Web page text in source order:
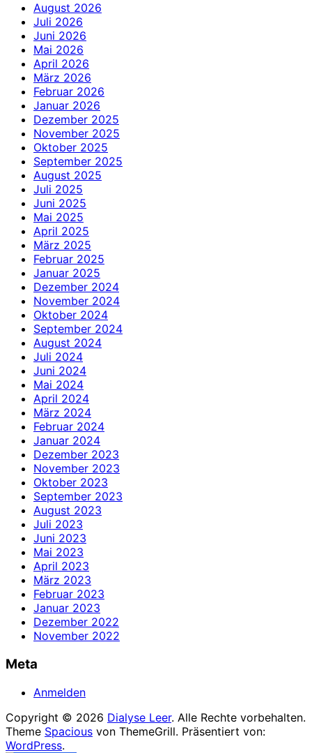
August 2026
Juli 2026
Juni 2026
Mai 2026
April 2026
März 2026
Februar 2026
Januar 2026
Dezember 2025
November 2025
Oktober 2025
September 2025
August 2025
Juli 2025
Juni 2025
Mai 2025
April 2025
März 2025
Februar 2025
Januar 2025
Dezember 2024
November 2024
Oktober 2024
September 2024
August 2024
Juli 2024
Juni 2024
Mai 2024
April 2024
März 2024
Februar 2024
Januar 2024
Dezember 2023
November 2023
Oktober 2023
September 2023
August 2023
Juli 2023
Juni 2023
Mai 2023
April 2023
März 2023
Februar 2023
Januar 2023
Dezember 2022
November 2022
Meta
Anmelden
Copyright © 2026 Dialyse Leer. Alle Rechte vorbehalten.
Theme Spacious von ThemeGrill. Präsentiert von:
WordPress.